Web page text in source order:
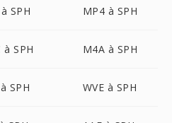
SPH MP4 à SPH
à SPH M4A à SPH
SPH WVE à SPH